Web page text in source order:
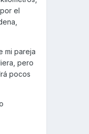
el
mi pareja
pero
pocos